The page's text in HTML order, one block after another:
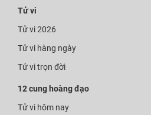
Tử vi
Tử vi 2026
Tử vi hàng ngày
Tử vi trọn đời
12 cung hoàng đạo
Tử vi hôm nay